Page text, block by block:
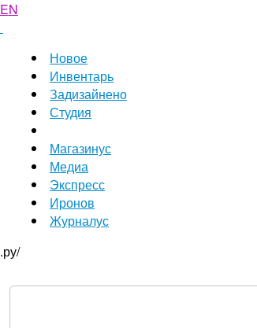
EN
Новое
Инвентарь
Задизайнено
Студия
Магазинус
Медиа
Экспресс
Иронов
Журналус
.ру/